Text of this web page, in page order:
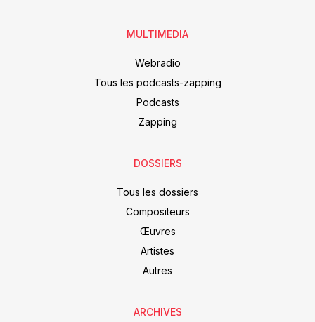
MULTIMEDIA
Webradio
Tous les podcasts-zapping
Podcasts
Zapping
DOSSIERS
Tous les dossiers
Compositeurs
Œuvres
Artistes
Autres
ARCHIVES